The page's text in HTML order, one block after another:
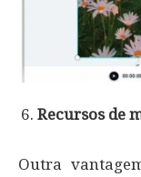
Recursos de
Outra